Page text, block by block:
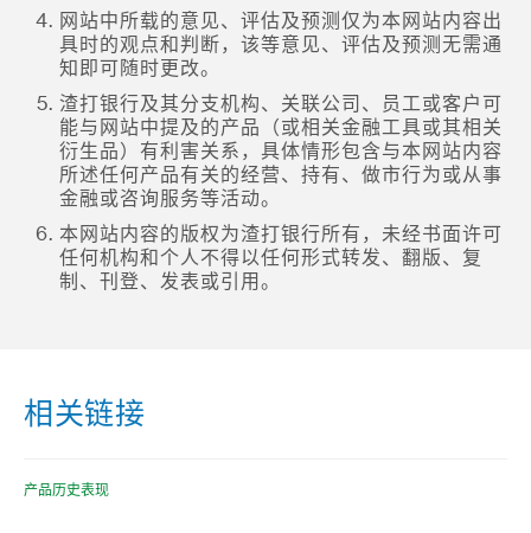
网站中所载的意见、评估及预测仅为本网站内容出
具时的观点和判断，该等意见、评估及预测无需通
知即可随时更改。
渣打银行及其分支机构、关联公司、员工或客户可
能与网站中提及的产品（或相关金融工具或其相关
衍生品）有利害关系，具体情形包含与本网站内容
所述任何产品有关的经营、持有、做市行为或从事
金融或咨询服务等活动。
本网站内容的版权为渣打银行所有，未经书面许可
任何机构和个人不得以任何形式转发、翻版、复
制、刊登、发表或引用。
相关链接
产品历史表现